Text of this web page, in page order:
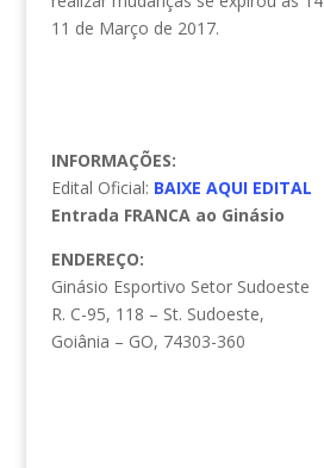
11 de Março de 2017.
INFORMAÇÕES:
Edital Oficial: BAIXE AQUI EDITAL
Entrada FRANCA ao Ginásio
ENDEREÇO:
Ginásio Esportivo Setor Sudoeste
R. C-95, 118 – St. Sudoeste,
Goiânia – GO, 74303-360